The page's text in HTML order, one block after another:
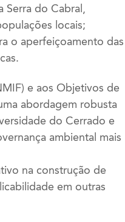
Serra do Cabral,
locais;
o aperfeiçoamento das
e aos Objetivos de
abordagem robusta
do Cerrado e
ambiental mais
na construção de
em outras